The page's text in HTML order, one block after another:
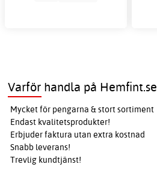
Varför handla på Hemfint.se
Mycket för pengarna & stort sortiment
Endast kvalitetsprodukter!
Erbjuder faktura utan extra kostnad
Snabb leverans!
Trevlig kundtjänst!